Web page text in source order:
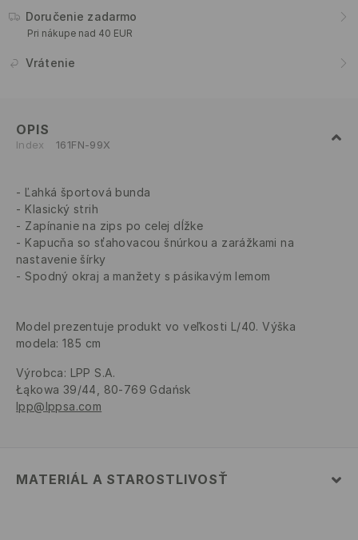
Doručenie zadarmo
Pri nákupe nad 40 EUR
Vrátenie
OPIS
Index 161FN-99X
Ľahká športová bunda
Klasický strih
Zapínanie na zips po celej dĺžke
Kapucňa so sťahovacou šnúrkou a zarážkami na
nastavenie šírky
Spodný okraj a manžety s pásikavým lemom
Model prezentuje produkt vo veľkosti L/40. Výška
modela: 185 cm
Výrobca: LPP S.A.
Łąkowa 39/44, 80-769 Gdańsk
lpp@lppsa.com
MATERIÁL A STAROSTLIVOSŤ